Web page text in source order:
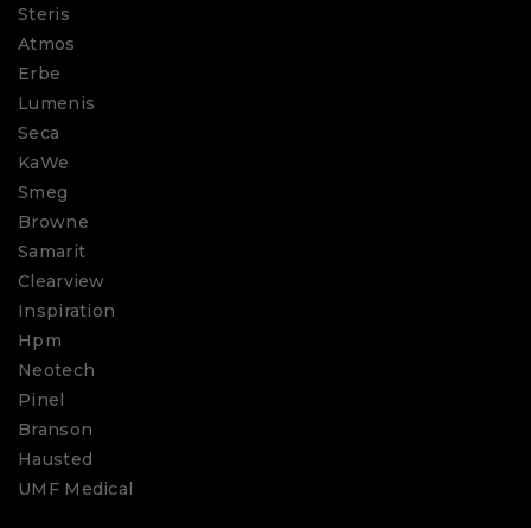
Steris
Atmos
Erbe
Lumenis
Seca
KaWe
Smeg
Browne
Samarit
Clearview
Inspiration
Hpm
Neotech
Pinel
Branson
Hausted
UMF Medical